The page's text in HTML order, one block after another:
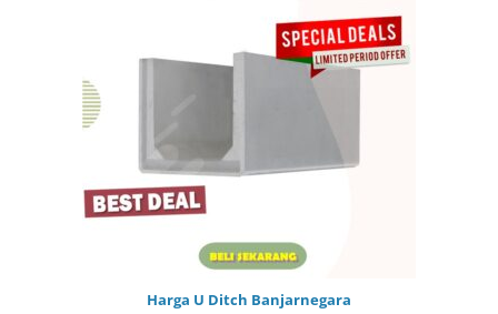
Harga U Ditch Banjarnegara